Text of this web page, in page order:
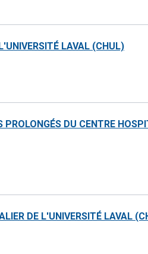
LAVAL (CHUL)
DU CENTRE
DE L'UNIVERSITÉ LAVAL